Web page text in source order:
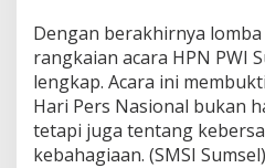
Dengan berakhirnya
rangkaian acara HPN PWI
lengkap. Acara ini
Hari Pers Nasional bukan
tetapi juga tentang
kebahagiaan. (SMSI Sumsel)